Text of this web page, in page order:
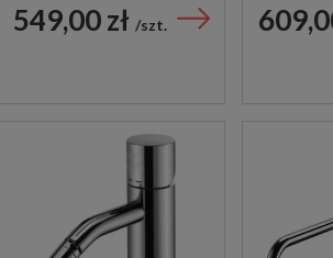
CHROM
549,00 zł szt.
CHROM